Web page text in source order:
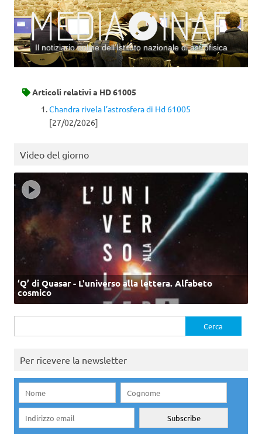
Il notiziario online dell’Istituto nazionale di astrofisica
Articoli relativi a HD 61005
Chandra rivela l’astrosfera di Hd 61005
[27/02/2026]
Video del giorno
‘Q’ di Quasar - L'universo alla lettera. Alfabeto
cosmico
per:
Per ricevere la newsletter